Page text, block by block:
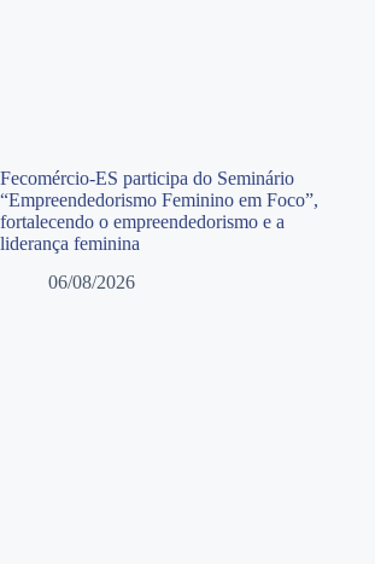
Fecomércio-ES participa do Seminário
“Empreendedorismo Feminino em Foco”,
fortalecendo o empreendedorismo e a
liderança feminina
06/08/2026